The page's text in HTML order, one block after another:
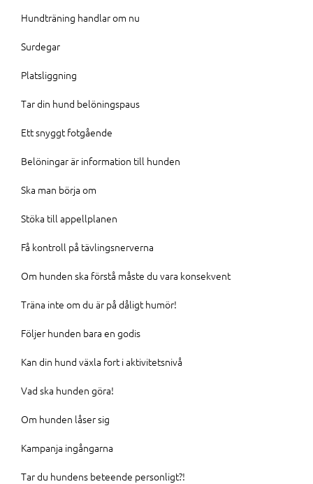
Hundträning handlar om nu
Surdegar
Platsliggning
Tar din hund belöningspaus
Ett snyggt fotgående
Belöningar är information till hunden
Ska man börja om
Stöka till appellplanen
Få kontroll på tävlingsnerverna
Om hunden ska förstå måste du vara konsekvent
Träna inte om du är på dåligt humör!
Följer hunden bara en godis
Kan din hund växla fort i aktivitetsnivå
Vad ska hunden göra!
Om hunden låser sig
Kampanja ingångarna
Tar du hundens beteende personligt?!